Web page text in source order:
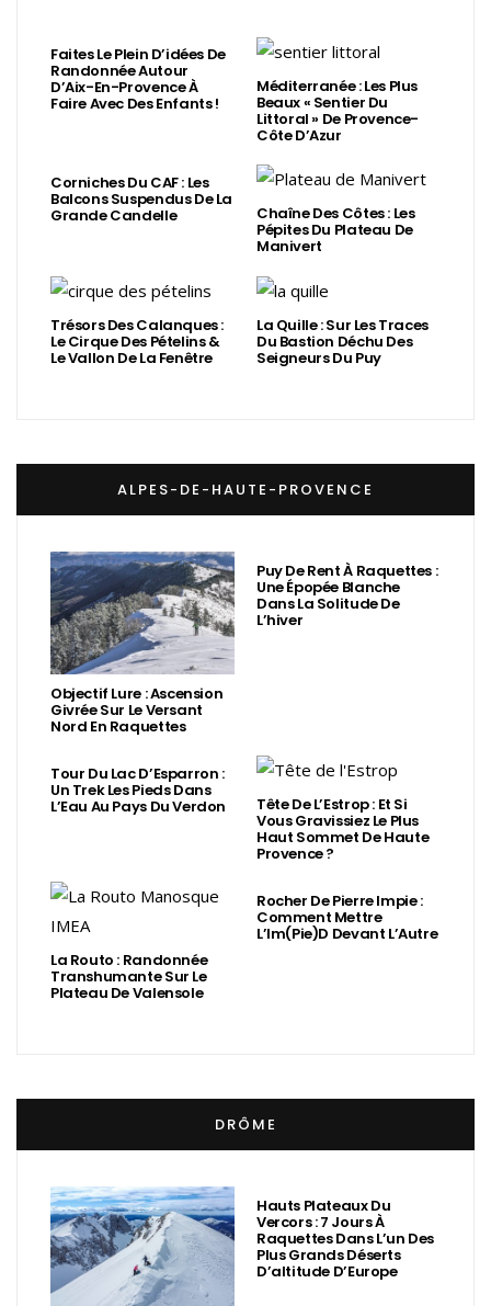
Faites Le Plein D’idées De
Randonnée Autour
D’Aix-En-Provence À
Faire Avec Des Enfants !
Méditerranée : Les Plus
Beaux « Sentier Du
Littoral » De Provence-
Côte D’Azur
Corniches Du CAF : Les
Balcons Suspendus De La
Grande Candelle Chaîne Des Côtes : Les
Pépites Du Plateau De
Manivert
Trésors Des Calanques :
Le Cirque Des Pételins &
Le Vallon De La Fenêtre
La Quille : Sur Les Traces
Du Bastion Déchu Des
Seigneurs Du Puy
ALPES-DE-HAUTE-PROVENCE
Objectif Lure : Ascension
Givrée Sur Le Versant
Nord En Raquettes
Puy De Rent À Raquettes :
Une Épopée Blanche
Dans La Solitude De
L’hiver
Tour Du Lac D’Esparron :
Un Trek Les Pieds Dans
L’Eau Au Pays Du Verdon Tête De L’Estrop : Et Si
Vous Gravissiez Le Plus
Haut Sommet De Haute
Provence ?
La Routo : Randonnée
Transhumante Sur Le
Plateau De Valensole
Rocher De Pierre Impie :
Comment Mettre
L’Im(Pie)d Devant L’Autre
DRÔME
Hauts Plateaux Du
Vercors : 7 Jours À
Raquettes Dans L’un Des
Plus Grands Déserts
D’altitude D’Europe